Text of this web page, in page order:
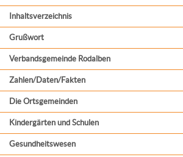
Inhaltsverzeichnis
Grußwort
Verbandsgemeinde Rodalben
Zahlen/Daten/Fakten
Die Ortsgemeinden
Kindergärten und Schulen
Gesundheitswesen